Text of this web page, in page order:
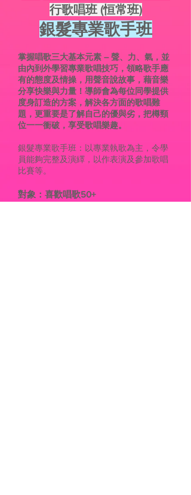
行歌唱班 (恒常班)
銀髮專業歌手班
掌握唱歌三大基本元素 – 聲、力、氣，並
由內到外學習專業歌唱技巧，領略歌手應
有的態度及情操，用聲音說故事，藉音樂
分享快樂與力量！導師會為每位同學提供
度身訂造的方案，解決各方面的歌唱難
題，更重要是了解自己的優與劣，把樽頸
位一一衝破，享受歌唱樂趣。
銀髮專業歌手班：以專業執歌為主，令學
員能夠完整及演繹，以作表演及參加歌唱
比賽等。
對象：喜歡唱歌50+